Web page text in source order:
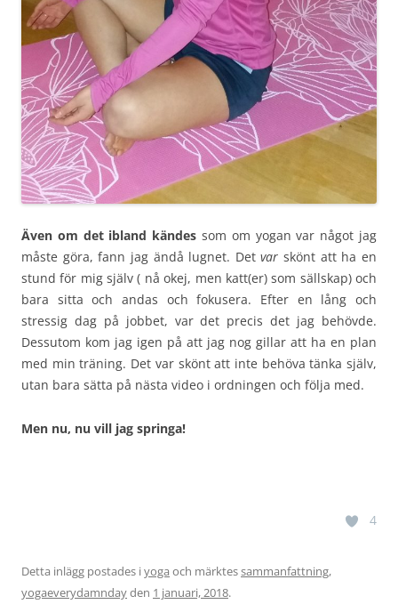
Även om det ibland kändes som om yogan var något jag
måste göra, fann jag ändå lugnet. Detvar skönt att ha en
stund för mig själv ( nå okej, men katt(er) som sällskap) och
bara sitta och andas och fokusera. Efter en lång och
stressig dag på jobbet, var det precis det jag behövde.
Dessutom kom jag igen på att jag nog gillar att ha en plan
med min träning. Det var skönt att inte behöva tänka själv,
utan bara sätta på nästa video i ordningen och följa med.
Men nu, nu vill jag springa!
4
Detta inlägg postades iyoga och märktessammanfattning,
yogaeverydamndayden 1 januari, 2018.